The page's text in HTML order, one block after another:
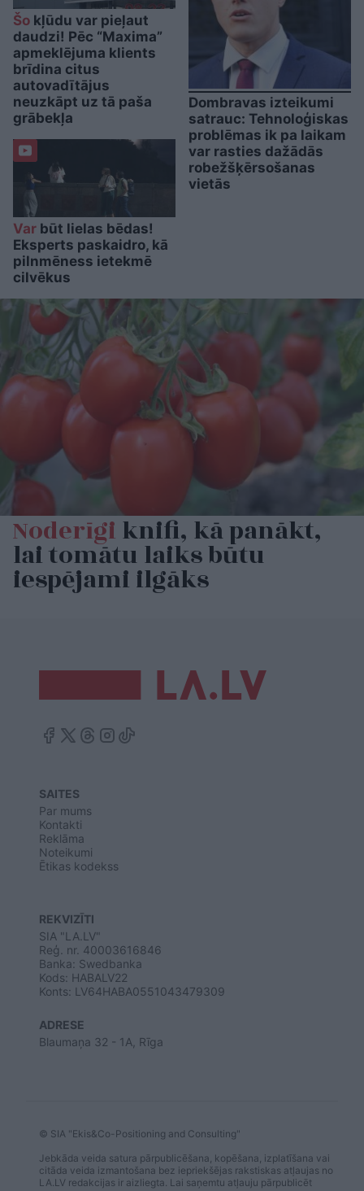
Šo kļūdu var pieļaut
daudzi! Pēc “Maxima”
apmeklējuma klients
brīdina citus
autovadītājus
neuzkāpt uz tā paša
grābekļa
Var būt lielas bēdas!
Eksperts paskaidro, kā
pilnmēness ietekmē
cilvēkus
Dombravas izteikumi
satrauc: Tehnoloģiskas
problēmas ik pa laikam
var rasties dažādās
robežšķērsošanas
vietās
Noderīgiknifi, kā panākt,
lai tomātu laiks būtu
iespējami ilgāks
SAITES
Par mums
Kontakti
Reklāma
Noteikumi
Ētikas kodekss
REKVIZĪTI
SIA "LA.LV"
Reģ. nr. 40003616846
Banka: Swedbanka
Kods: HABALV22
Konts: LV64HABA0551043479309
ADRESE
Blaumaņa 32 - 1A, Rīga
© SIA "Ekis&Co-Positioning and Consulting"
Jebkāda veida satura pārpublicēšana, kopēšana, izplatīšana vai
citāda veida izmantošana bez iepriekšējas rakstiskas atļaujas no
LA.LV redakcijas ir aizliegta. Lai saņemtu atļauju pārpublicēt